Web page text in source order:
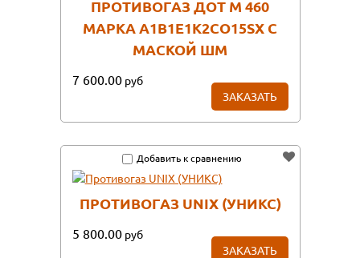
ПРОТИВОГАЗ ДОТ М 460
МАРКА А1В1Е1К2СО15SX С
МАСКОЙ ШМ
7 600.00 руб
ЗАКАЗАТЬ
Добавить к сравнению
ПРОТИВОГАЗ UNIX (УНИКС)
5 800.00 руб
ЗАКАЗАТЬ